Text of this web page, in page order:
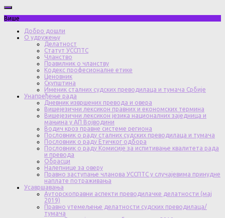
Више
Добро дошли
О удружењу
Делатност
Статут УССПТС
Чланство
Правилник о чланству
Кодекс професионалне етике
Ценовник
Скупштина
Именик сталних судских преводилаца и тумача Србије
Унапређење рада
Дневник извршених превода и овера
Вишејезични лексикон правних и економских термина
Вишејезични лексикон језика националних заједница и
мањина у АП Војводини
Водич кроз правне системе региона
Пословник о раду сталних судских преводилаца и тумача
Пословник о раду Етичког одбора
Пословник о раду Комисије за испитивање квалитета рада
и превода
Обрасци
Налепнице за оверу
Правно заступање чланова УССПТС у случајевима принудне
наплате потраживања
Усавршавања
Ауторскоправни аспекти преводилачке делатности (мај
2019)
Правно утемељење делатности судских преводилаца/
тумача